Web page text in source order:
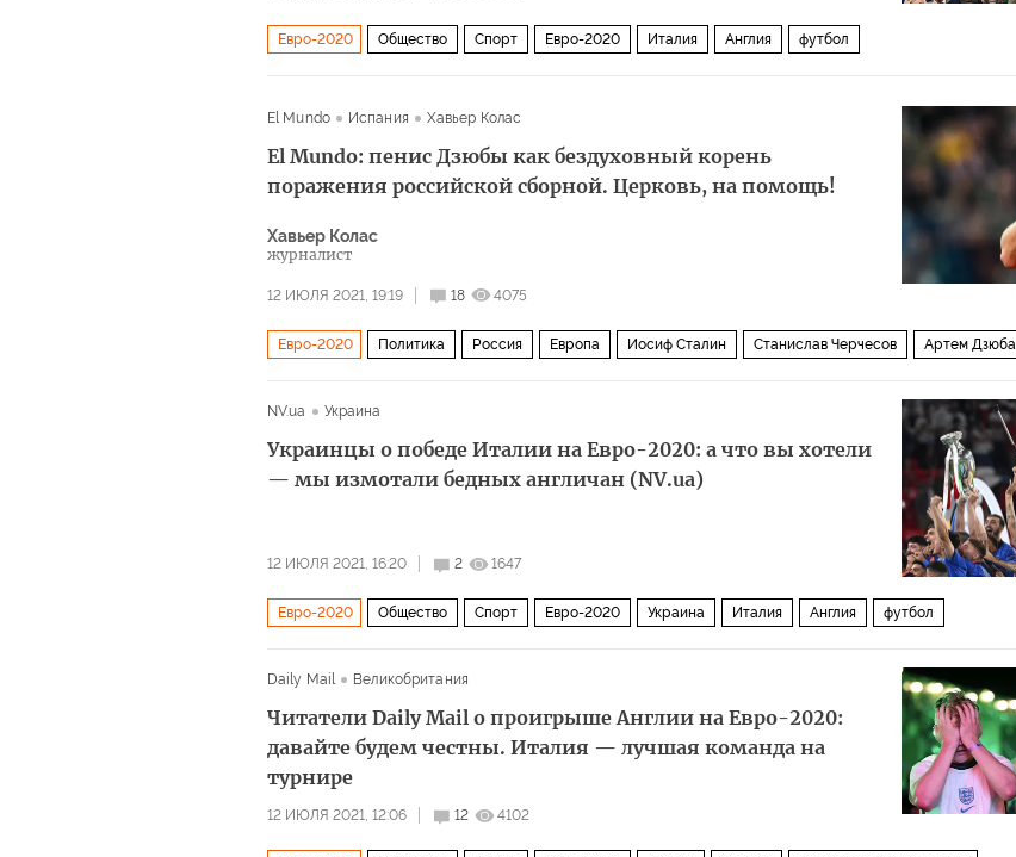
Евро-2020 Общество Спорт Евро-2020 Италия Англия футбол
El Mundo Испания Хавьер Колас
El Mundо: пенис Дзюбы как бездуховный корень
поражения российской сборной. Церковь, на помощь!
Хавьер Колас
журналист
12 ИЮЛЯ 2021, 19:19 18 4075
Евро-2020 Политика Россия Европа Иосиф Сталин Станислав Черчесов Артем Дзюба
NV.ua
Украина
Украинцы о победе Италии на Евро-2020: а что вы хотели
— мы измотали бедных англичан (NV.ua)
12 ИЮЛЯ 2021, 16:20 2 1647
Евро-2020 Общество Спорт Евро-2020 Украина Италия Англия футбол
Daily Mail
Великобритания
Читатели Daily Mail о проигрыше Англии на Евро-2020:
давайте будем честны. Италия — лучшая команда на
турнире
12 ИЮЛЯ 2021, 12:06 12 4102